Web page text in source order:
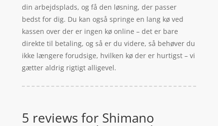
din arbejdsplads, og få den løsning, der passer
bedst for dig. Du kan også springe en lang kø ved
kassen over der er ingen kø online – det er bare
direkte til betaling, og så er du videre, så behøver du
ikke længere forudsige, hvilken kø der er hurtigst – vi
gætter aldrig rigtigt alligevel.
5 reviews for Shimano